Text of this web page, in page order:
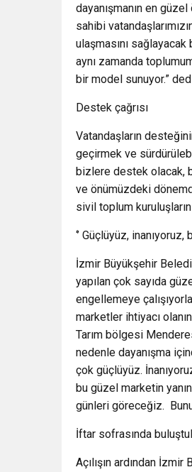
dayanışmanın en
sahibi
ulaşmasını
aynı zamanda
bir model sunuyor.”
Destek çağrısı
Vatandaşların
geçirmek ve
bizlere destek olacak,
ve önümüzdeki
sivil toplum
‘’ Güçlüyüz, inanıyoruz,
İzmir Büyükşehir
yapılan çok sayıda
engellemeye
marketler ihtiyacı
Tarım bölgesi
nedenle dayanışma
çok güçlüyüz.
bu güzel marketin
günleri göreceğiz.
İftar sofrasında
Açılışın ardından